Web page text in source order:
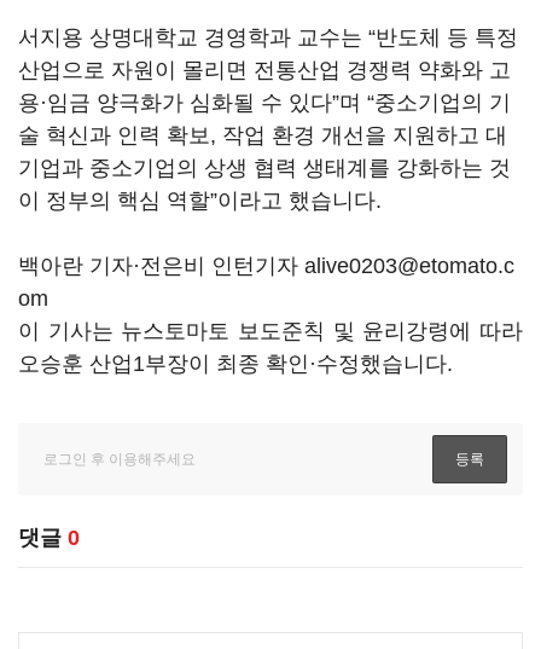
서지용 상명대학교 경영학과 교수는 “반도체 등 특정
산업으로 자원이 몰리면 전통산업 경쟁력 약화와 고
용·임금 양극화가 심화될 수 있다”며 “중소기업의 기
술 혁신과 인력 확보, 작업 환경 개선을 지원하고 대
기업과 중소기업의 상생 협력 생태계를 강화하는 것
이 정부의 핵심 역할”이라고 했습니다.
백아란 기자·전은비 인턴기자 alive0203@etomato.c
om
이 기사는 뉴스토마토 보도준칙 및 윤리강령에 따라
오승훈 산업1부장이 최종 확인·수정했습니다.
댓글 0